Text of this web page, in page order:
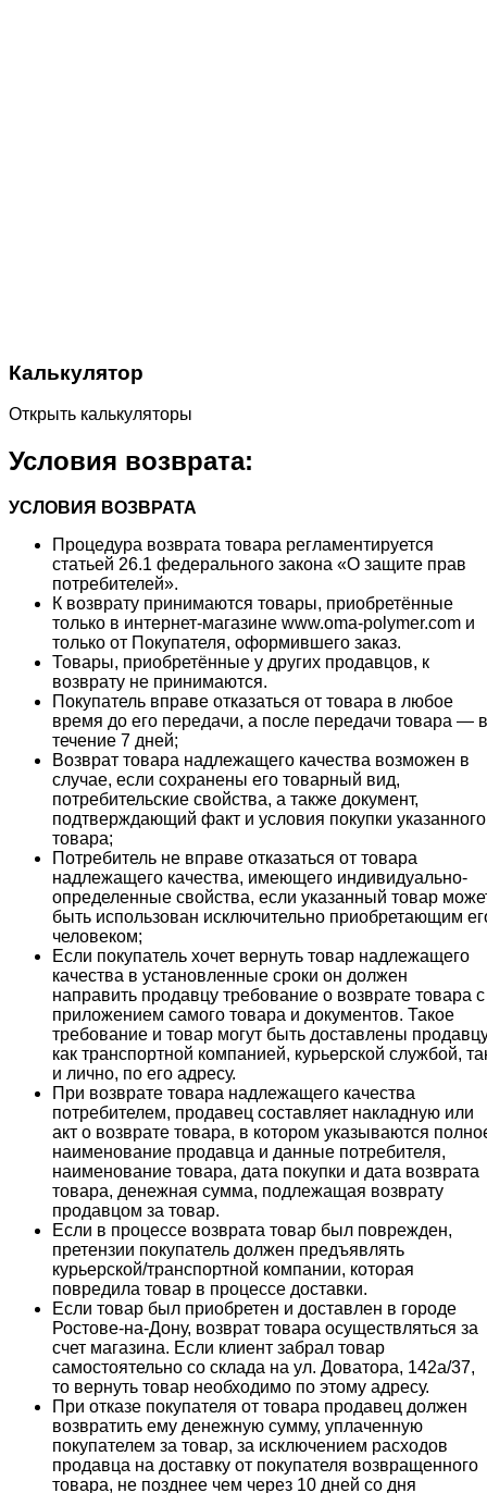
Калькулятор
Открыть калькуляторы
Условия возврата:
УСЛОВИЯ ВОЗВРАТА
Процедура возврата товара регламентируется
статьей 26.1 федерального закона «О защите прав
потребителей».
К возврату принимаются товары, приобретённые
только в интернет-магазине www.oma-polymer.com и
только от Покупателя, оформившего заказ.
Товары, приобретённые у других продавцов, к
возврату не принимаются.
Покупатель вправе отказаться от товара в любое
время до его передачи, а после передачи товара — в
течение 7 дней;
Возврат товара надлежащего качества возможен в
случае, если сохранены его товарный вид,
потребительские свойства, а также документ,
подтверждающий факт и условия покупки указанного
товара;
Потребитель не вправе отказаться от товара
надлежащего качества, имеющего индивидуально-
определенные свойства, если указанный товар
быть использован исключительно приобретающим
человеком;
Если покупатель хочет вернуть товар надлежащего
качества в установленные сроки он должен
направить продавцу требование о возврате товара с
приложением самого товара и документов. Такое
требование и товар могут быть доставлены
как транспортной компанией, курьерской службой,
и лично, по его адресу.
При возврате товара надлежащего качества
потребителем, продавец составляет накладную или
акт о возврате товара, в котором указываются
наименование продавца и данные потребителя,
наименование товара, дата покупки и дата возврата
товара, денежная сумма, подлежащая возврату
продавцом за товар.
Если в процессе возврата товар был поврежден,
претензии покупатель должен предъявлять
курьерской/транспортной компании, которая
повредила товар в процессе доставки.
Если товар был приобретен и доставлен в городе
Ростове-на-Дону, возврат товара осуществляться за
счет магазина. Если клиент забрал товар
самостоятельно со склада на ул. Доватора, 142а/37,
то вернуть товар необходимо по этому адресу.
При отказе покупателя от товара продавец должен
возвратить ему денежную сумму, уплаченную
покупателем за товар, за исключением расходов
продавца на доставку от покупателя возвращенного
товара, не позднее чем через 10 дней со дня